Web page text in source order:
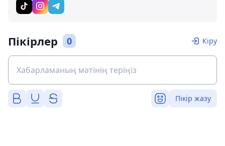
Пікірлер 0 Кіру
Пікір жазу